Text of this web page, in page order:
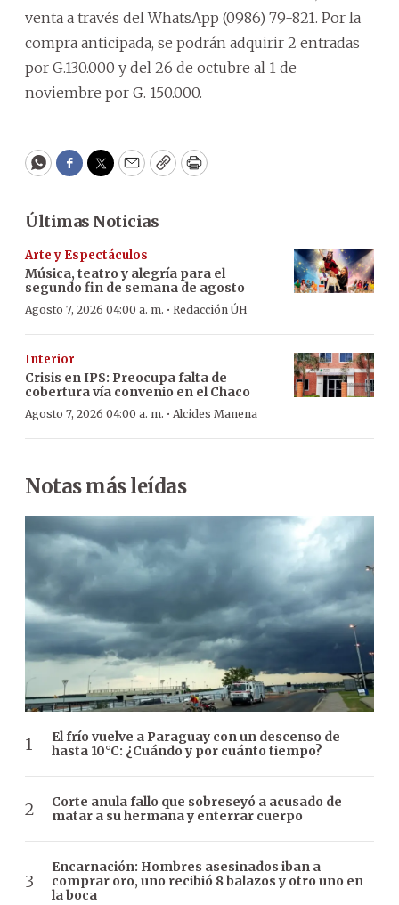
venta a través del WhatsApp (0986) 79-821. Por la
compra anticipada, se podrán adquirir 2 entradas
por G.130.000 y del 26 de octubre al 1 de
noviembre por G. 150.000.
WhatsApp
Facebook
Twitter
EmailCopyPrint
Últimas Noticias
Arte y Espectáculos
Música, teatro y alegría para el
segundo fin de semana de agosto
Agosto 7, 2026 04:00 a. m. · Redacción ÚH
Interior
Crisis en IPS: Preocupa falta de
cobertura vía convenio en el Chaco
Agosto 7, 2026 04:00 a. m. · Alcides Manena
Notas más leídas
El frío vuelve a Paraguay con un descenso de
hasta 10°C: ¿Cuándo y por cuánto tiempo?
Corte anula fallo que sobreseyó a acusado de
matar a su hermana y enterrar cuerpo
Encarnación: Hombres asesinados iban a
comprar oro, uno recibió 8 balazos y otro uno en
la boca